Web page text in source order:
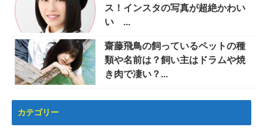
ス！インスタの写真が超絶かわい
い ...
齋藤飛鳥の飼っているペットの種
類や名前は？飼い主はドラムや焼
き肉で凄い？...
カテゴリー